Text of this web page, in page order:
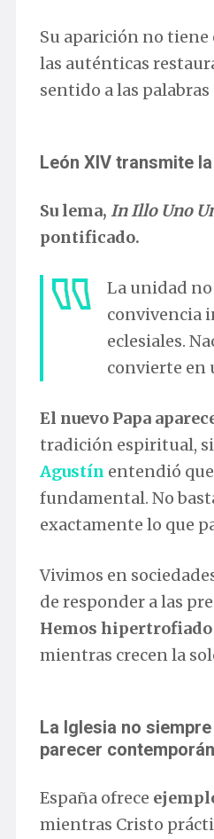
Su aparición no tiene
las auténticas
sentido a las palabras
León XIV transmite
Su lema, In Illo Uno
pontificado.
La unidad
convivencia
eclesiales.
convierte en
El nuevo Papa
tradición espiritual,
Agustín entendió
fundamental. No
exactamente lo que
Vivimos en
de responder a las
Hemos hipertrofiado
mientras crecen la
La Iglesia no
parecer
España ofrece
mientras Cristo